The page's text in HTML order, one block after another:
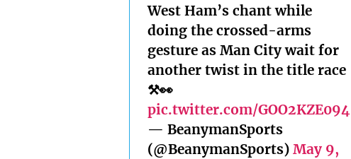
West Ham’s chant while
doing the crossed-arms
gesture as Man City wait for
another twist in the title race
⚒️👀
pic.twitter.com/GOO2KZE094
— BeanymanSports
(@BeanymanSports) May 9,